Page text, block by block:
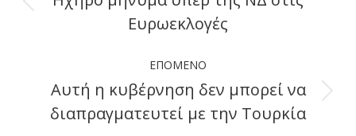
Previous
Ευρωεκλογές
ΕΠΌΜΕΝΟ
Next
post:
Αυτή η κυβέρνηση δεν μπορεί να
διαπραγματευτεί με την Τουρκία